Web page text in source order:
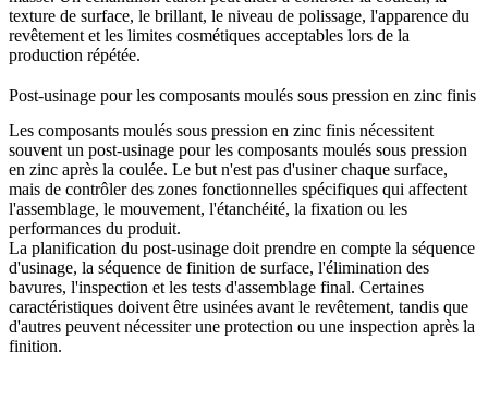
texture de surface, le brillant, le niveau de polissage, l'apparence du
revêtement et les limites cosmétiques acceptables lors de la
production répétée.
Post-usinage pour les composants moulés sous pression en zinc finis
Les composants moulés sous pression en zinc finis nécessitent
souvent un post-usinage pour les composants moulés sous pression
en zinc après la coulée. Le but n'est pas d'usiner chaque surface,
mais de contrôler des zones fonctionnelles spécifiques qui affectent
l'assemblage, le mouvement, l'étanchéité, la fixation ou les
performances du produit.
La planification du post-usinage doit prendre en compte la séquence
d'usinage, la séquence de finition de surface, l'élimination des
bavures, l'inspection et les tests d'assemblage final. Certaines
caractéristiques doivent être usinées avant le revêtement, tandis que
d'autres peuvent nécessiter une protection ou une inspection après la
finition.